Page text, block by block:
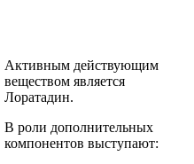
Активным действующим
веществом является
Лоратадин.
В роли дополнительных
компонентов выступают: